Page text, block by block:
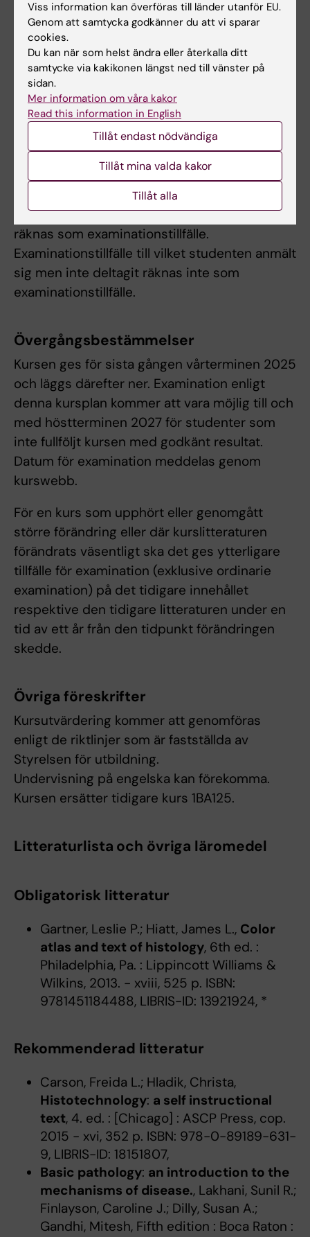
frånvaro görs en överenskommelse mellan
student och ansvarig lärare om
kompensationsuppgift.
Student som ej är godkänd efter ordinarie
examinationstillfälle har rätt att delta vid
ytterligare fem examinationstillfällen. Om
studenten genomfört sex underkända
tentamina/prov ges inte något ytterligare
examinationstillfälle. Som examinationstillfälle
räknas de gånger studenten deltagit i ett och
samma prov. Inlämning av blank skrivning
räknas som examinationstillfälle.
Examinationstillfälle till vilket studenten anmält
sig men inte deltagit räknas inte som
examinationstillfälle.
Övergångsbestämmelser
Kursen ges för sista gången vårterminen 2025
och läggs därefter ner. Examination enligt
denna kursplan kommer att vara möjlig till och
med höstterminen 2027 för studenter som
inte fullföljt kursen med godkänt resultat.
Datum för examination meddelas genom
kurswebb.
För en kurs som upphört eller genomgått
större förändring eller där kurslitteraturen
förändrats väsentligt ska det ges ytterligare
tillfälle för examination (exklusive ordinarie
examination) på det tidigare innehållet
respektive den tidigare litteraturen under en
tid av ett år från den tidpunkt förändringen
skedde.
Övriga föreskrifter
Kursutvärdering kommer att genomföras
enligt de riktlinjer som är fastställda av
Styrelsen för utbildning.
Undervisning på engelska kan förekomma.
Kursen ersätter tidigare kurs 1BA125.
Litteraturlista och övriga läromedel
Obligatorisk litteratur
Gartner, Leslie P.; Hiatt, James L., Color
atlas and text of histology, 6th ed. :
Philadelphia, Pa. : Lippincott Williams &
Wilkins, 2013. - xviii, 525 p. ISBN:
9781451184488, LIBRIS-ID: 13921924, *
Rekommenderad litteratur
Carson, Freida L.; Hladik, Christa,
Histotechnology: a self instructional
text, 4. ed. : [Chicago] : ASCP Press, cop.
2015 - xvi, 352 p. ISBN: 978-0-89189-631-
9, LIBRIS-ID: 18151807,
Basic pathology: an introduction to the
mechanisms of disease., Lakhani, Sunil R.;
Finlayson, Caroline J.; Dilly, Susan A.;
Gandhi, Mitesh, Fifth edition : Boca Raton :
Viss information kan överföras till länder utanför EU.
Genom att samtycka godkänner du att vi sparar
cookies.
Du kan när som helst ändra eller återkalla ditt
samtycke via kakikonen längst ned till vänster på
sidan.
Mer information om våra kakor
Read this information in English
Tillåt endast nödvändiga
Tillåt mina valda kakor
Tillåt alla